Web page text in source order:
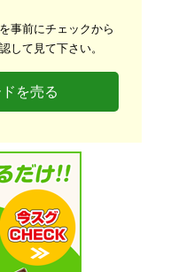
事前にチェックから
して見て下さい。
を売る